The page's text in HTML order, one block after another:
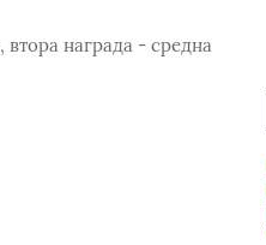
награда - средна